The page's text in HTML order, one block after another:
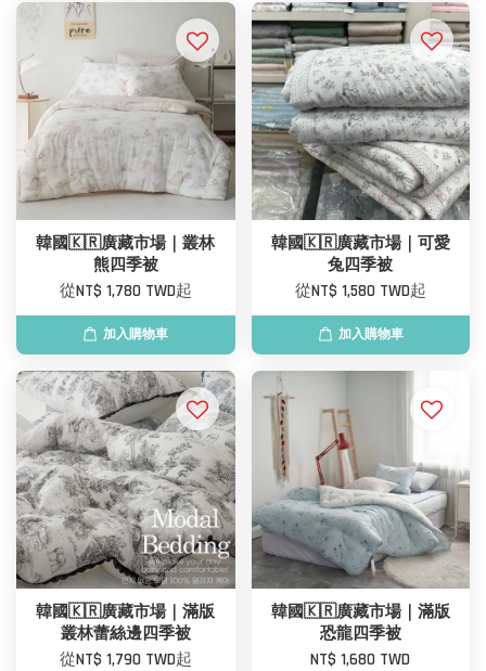
韓國🇰🇷廣藏市場｜叢林
熊四季被
從NT$ 1,780 TWD起
加入購物車
韓國🇰🇷廣藏市場｜可愛
兔四季被
從NT$ 1,580 TWD起
加入購物車
韓國🇰🇷廣藏市場｜滿版
叢林蕾絲邊四季被
從NT$ 1,790 TWD起
韓國🇰🇷廣藏市場｜滿版
恐龍四季被
NT$ 1,680 TWD